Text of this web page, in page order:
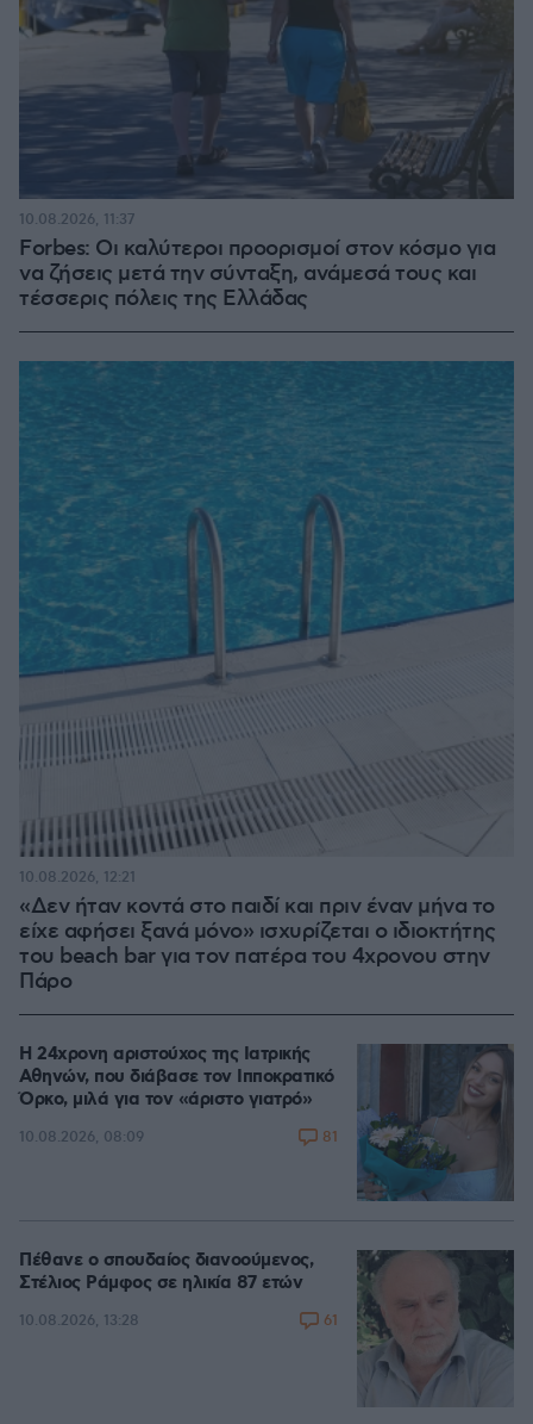
Forbes: Οι καλύτεροι προορισμοί στον κόσμο για
να ζήσεις μετά την σύνταξη, ανάμεσά τους και
τέσσερις πόλεις της Ελλάδας
10.08.2026, 11:37
«Δεν ήταν κοντά στο παιδί και πριν έναν μήνα το
είχε αφήσει ξανά μόνο» ισχυρίζεται ο ιδιοκτήτης
του beach bar για τον πατέρα του 4χρονου στην
Πάρο
10.08.2026, 12:21
Η 24χρονη αριστούχος της Ιατρικής
Αθηνών, που διάβασε τον Ιπποκρατικό
Όρκο, μιλά για τον «άριστο γιατρό»
10.08.2026, 08:09 81
Πέθανε ο σπουδαίος διανοούμενος,
Στέλιος Ράμφος σε ηλικία 87 ετών
10.08.2026, 13:28 61